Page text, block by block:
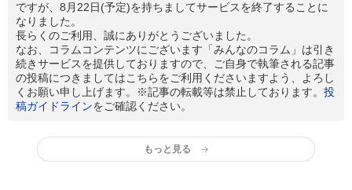
ですが、8月22日(予定)を持ちましてサービスを終了することに
なりました。
長らくのご利用、誠にありがとうございました。
なお、コラムコンテンツにございます「みんなのコラム」は引き
続きサービスを提供しておりますので、ご自身で執筆される記事
の投稿につきましてはこちらをご利用くださいますよう、よろし
くお願い申し上げます。※記事の転載等は禁止しております。 投
稿ガイドラインをご確認ください。
もっと見る